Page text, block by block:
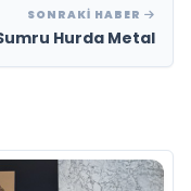
SONRAKI HABER
Hurda Metal